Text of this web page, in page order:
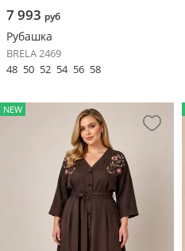
7 993 руб
Рубашка
BRELA 2469
48 50 52 54 56 58
NEW